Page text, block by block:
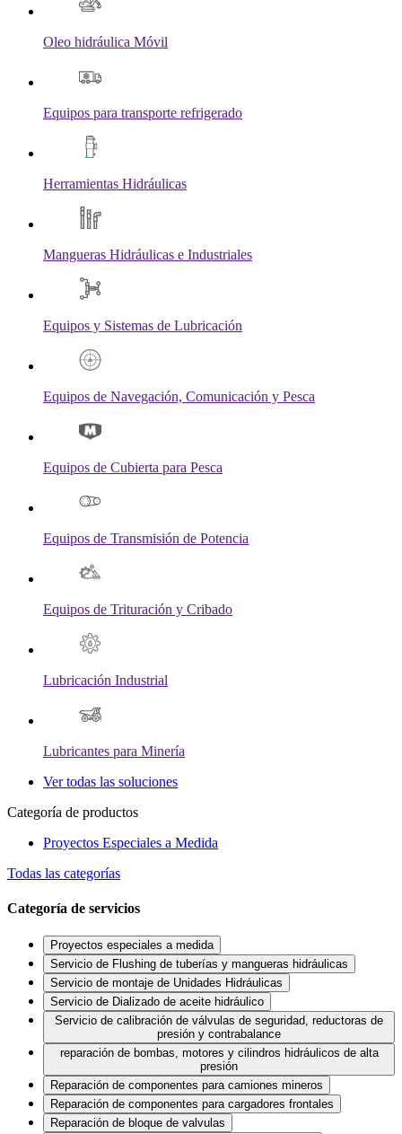
Oleo hidráulica Móvil
Equipos para transporte refrigerado
Herramientas Hidráulicas
Mangueras Hidráulicas e Industriales
Equipos y Sistemas de Lubricación
Equipos de Navegación, Comunicación y Pesca
Equipos de Cubierta para Pesca
Equipos de Transmisión de Potencia
Equipos de Trituración y Cribado
Lubricación Industrial
Lubricantes para Minería
Ver todas las soluciones
Categoría de productos
Proyectos Especiales a Medida
Todas las categorías
Categoría de servicios
Proyectos especiales a medida
Servicio de Flushing de tuberías y mangueras hidráulicas
Servicio de montaje de Unidades Hidráulicas
Servicio de Dializado de aceite hidráulico
Servicio de calibración de válvulas de seguridad, reductoras de
presión y contrabalance
reparación de bombas, motores y cilindros hidráulicos de alta
presión
Reparación de componentes para camiones mineros
Reparación de componentes para cargadores frontales
Reparación de bloque de valvulas